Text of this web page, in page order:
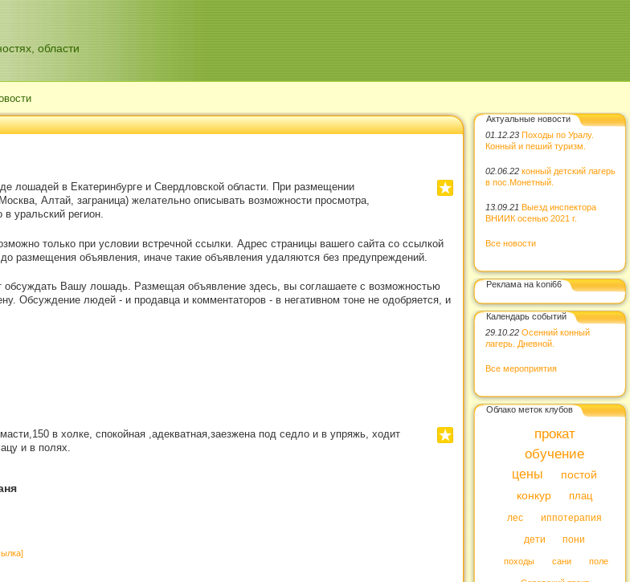
области
лошадей в Екатеринбурге и Свердловской области. При размещении
Алтай, заграница) желательно описывать возможности просмотра,
уральский регион.
только при условии встречной ссылки. Адрес страницы вашего сайта со ссылкой
до размещения объявления, иначе такие объявления удаляются без предупреждений.
обсуждать Вашу лошадь. Размещая объявление здесь, вы соглашаете с возможностью
Обсуждение людей - и продавца и комментаторов - в негативном тоне не одобряется, и
в холке, спокойная ,адекватная,заезжена под седло и в упряжь, ходит
и в полях.
Актуальные новости
01.12.23 Походы по Уралу.
Конный и пеший туризм.
02.06.22 конный детский лагерь
в пос.Монетный.
13.09.21 Выезд инспектора
ВНИИК осенью 2021 г.
Все новости
Реклама на koni66
Календарь событий
29.10.22 Осенний конный
лагерь. Дневной.
Все мероприятия
Облако меток клубов
прокат
обучение
цены
постой
конкур
плац
лес
иппотерапия
дети
пони
походы сани поле